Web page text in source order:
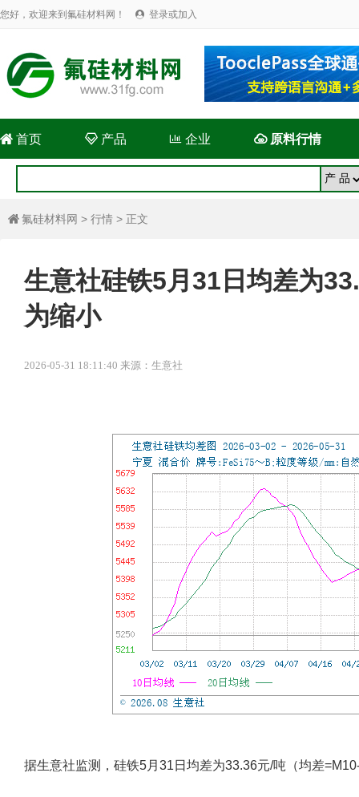
您好，欢迎来到氟硅材料网！  登录或加入
 首页 产品  企业 原料行情
 氟硅材料网 > 行情 > 正文
生意社硅铁5月31日均差为
为缩小
2026-05-31 18:11:40 来源：生意社
据生意社监测，硅铁5月31日均差为33.36元/吨（均差